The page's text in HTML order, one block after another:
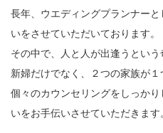
長年、ウエディングプランナー
いをさせていただいております。
その中で、人と人が出逢うとい
新婦だけでなく、２つの家族が１
個々のカウンセリングをしっか
いをお手伝いさせていただきます